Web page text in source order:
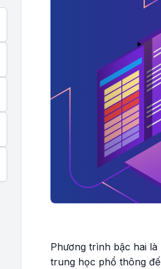
Phương trình bậc hai
trung học phổ thông